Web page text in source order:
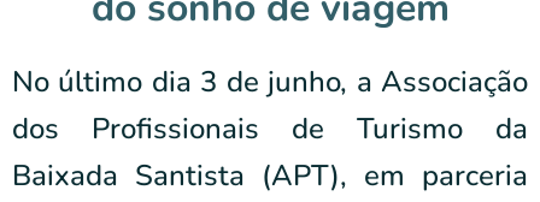
No último dia 3 de junho, a Associação
dos Profissionais de Turismo da
Baixada Santista (APT), em parceria